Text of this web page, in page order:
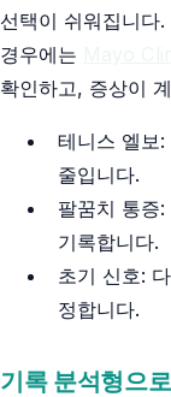
선택이 쉬워집니다
경우에는
확인하고, 증상이
테니스 엘보
줄입니다.
팔꿈치 통증
기록합니다.
초기 신호:
정합니다.
기록 분석형으